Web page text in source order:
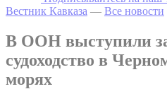
Вестник Кавказа — Все новости
В ООН выступили за
судоходство в
морях